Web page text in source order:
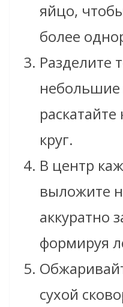
яйцо,
более
Разделите
небольшие
круг.
В центр
выложите
аккуратно
формируя
сухой